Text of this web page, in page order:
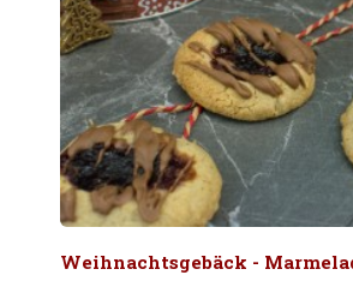
Weihnachtsgebäck -